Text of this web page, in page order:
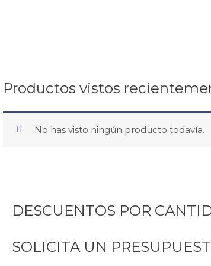
Productos vistos
No has visto ningún producto todavía.
DESCUENTOS POR
SOLICITA UN